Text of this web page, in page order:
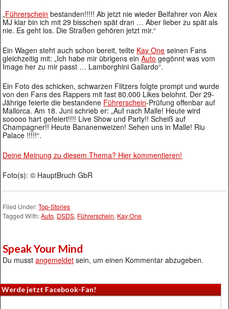
„Führerschein bestanden!!!!! Ab jetzt nie wieder Beifahrer von Alex
MJ klar bin ich mit 29 bisschen spät dran … Aber lieber zu spät als
nie. Es geht los. Die Straßen gehören jetzt mir.“
Ein Wagen steht auch schon bereit, teilte Kay One seinen Fans
gleichzeitig mit: „Ich habe mir übrigens einAuto gegönnt was vom
Image her zu mir passt … Lamborghini Gallardo“.
Ein Foto des schicken, schwarzen Flitzers folgte prompt und wurde
von den Fans des Rappers mit fast 80.000 Likes belohnt. Der 29-
Jährige feierte die bestandene Führerschein-Prüfung offenbar auf
Mallorca. Am 18. Juni schrieb er: „Auf nach Malle! Heute wird
sooooo hart gefeiert!!!! Live Show und Party!! Scheiß auf
Champagner!! Heute Bananenweizen! Sehen uns in Malle! Riu
Palace !!!!!“.
Deine Meinung zu diesem Thema? Hier kommentieren!
Foto(s): © HauptBruch GbR
Filed Under:Top-Stories
Tagged With:Auto, DSDS, Führerschein, Kay One
Speak Your Mind
Du musstangemeldet sein, um einen Kommentar abzugeben.
Werde jetzt Facebook-Fan!